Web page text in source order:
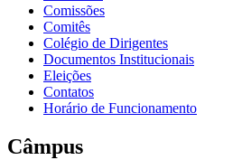
Comissões
Comitês
Colégio de Dirigentes
Documentos Institucionais
Eleições
Contatos
Horário de Funcionamento
Câmpus